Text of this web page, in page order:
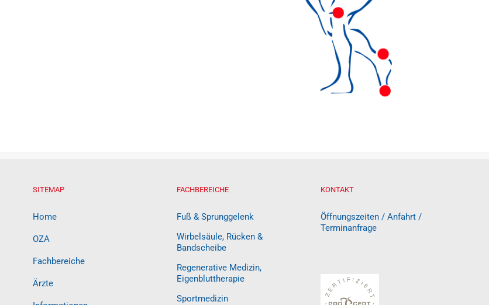
SITEMAP
Home
OZA
Fachbereiche
Ärzte
FACHBEREICHE
Fuß & Sprunggelenk
Wirbelsäule, Rücken &
Bandscheibe
Regenerative Medizin,
Eigenbluttherapie
Sportmedizin
KONTAKT
Öffnungszeiten / Anfahrt /
Terminanfrage